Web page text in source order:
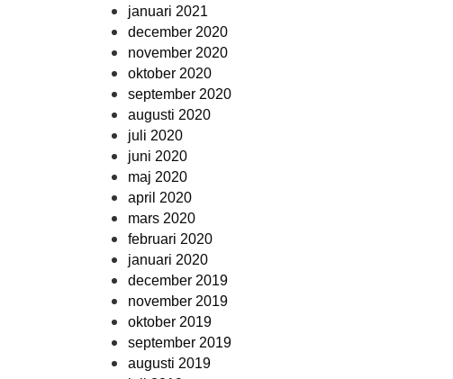
januari 2021
december 2020
november 2020
oktober 2020
september 2020
augusti 2020
juli 2020
juni 2020
maj 2020
april 2020
mars 2020
februari 2020
januari 2020
december 2019
november 2019
oktober 2019
september 2019
augusti 2019